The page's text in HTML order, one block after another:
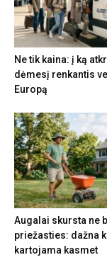
Ne tik kaina: į ką
dėmesį renkantis
Europą
Augalai skursta ne
priežasties: dažna
kartojama kasmet